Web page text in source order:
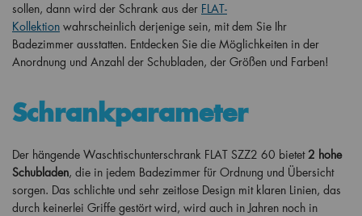
sollen, dann wird der Schrank aus der FLAT-
Kollektion wahrscheinlich derjenige sein, mit dem Sie Ihr
Badezimmer ausstatten. Entdecken Sie die Möglichkeiten in der
Anordnung und Anzahl der Schubladen, der Größen und Farben!
Schrankparameter
Der hängende Waschtischunterschrank FLAT SZZ2 60 bietet2 hohe
Schubladen, die in jedem Badezimmer für Ordnung und Übersicht
sorgen. Das schlichte und sehr zeitlose Design mit klaren Linien, das
durch keinerlei Griffe gestört wird, wird auch in Jahren noch in